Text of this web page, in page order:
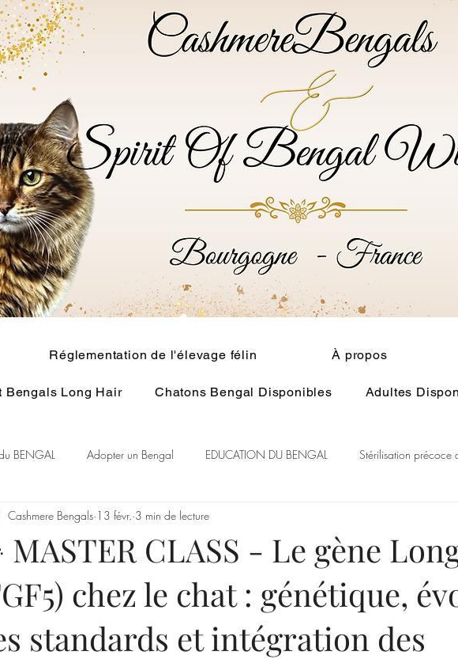
Réglementation de l'élevage félin À propos
Bengals Long Hair Chatons Bengal Disponibles Adultes
BENGAL Adopter un Bengal EDUCATION DU BENGAL Stérilisation précoce
Pelage du Bengal BENGAL CASHMERE
Chat et spiritualité Généralité ELEVAGE du BENGAL Ethologie du Bengal
BENGAL
MASTER CLASS - Le gène
chez le chat : génétique,
standards et intégration des
Cashmere Bengals 13 févr. 3 min de lecture